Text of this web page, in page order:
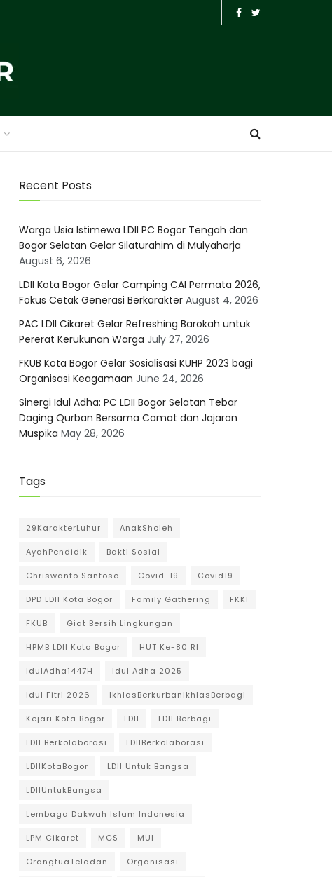
Recent Posts
Warga Usia Istimewa LDII PC Bogor Tengah dan
Bogor Selatan Gelar Silaturahim di Mulyaharja
August 6, 2026
LDII Kota Bogor Gelar Camping CAI Permata 2026,
Fokus Cetak Generasi Berkarakter August 4, 2026
PAC LDII Cikaret Gelar Refreshing Barokah untuk
Pererat Kerukunan Warga July 27, 2026
FKUB Kota Bogor Gelar Sosialisasi KUHP 2023 bagi
Organisasi Keagamaan June 24, 2026
Sinergi Idul Adha: PC LDII Bogor Selatan Tebar
Daging Qurban Bersama Camat dan Jajaran
Muspika May 28, 2026
Tags
29KarakterLuhur AnakSholeh
AyahPendidik Bakti Sosial
Chriswanto Santoso Covid-19 Covid19
DPD LDII Kota Bogor Family Gathering FKKI
FKUB Giat Bersih Lingkungan
HPMB LDII Kota Bogor HUT Ke-80 RI
IdulAdha1447H Idul Adha 2025
Idul Fitri 2026 IkhlasBerkurbanIkhlasBerbagi
Kejari Kota Bogor LDII LDII Berbagi
LDII Berkolaborasi LDIIBerkolaborasi
LDIIKotaBogor LDII Untuk Bangsa
LDIIUntukBangsa
Lembaga Dakwah Islam Indonesia
LPM Cikaret MGS MUI
OrangtuaTeladan Organisasi